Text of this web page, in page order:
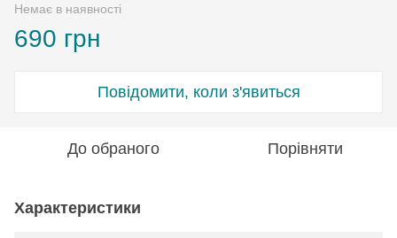
Немає в наявності
690 грн
Повідомити, коли з'явиться
До обраного Порівняти
Характеристики